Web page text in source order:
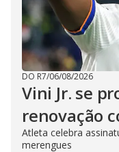
DO R7/06/08/2026
Vini Jr. se
renovação
Atleta celebra
merengues